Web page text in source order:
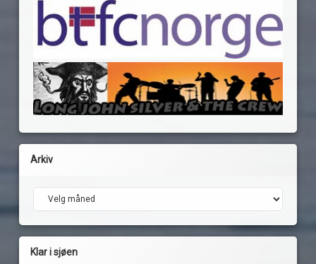
Arkiv
Klar i sjøen